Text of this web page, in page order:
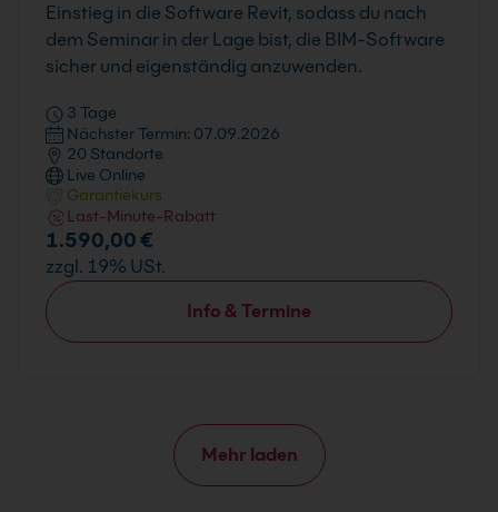
Einstieg in die Software Revit, sodass du nach
dem Seminar in der Lage bist, die BIM-Software
sicher und eigenständig anzuwenden.
3 Tage
Nächster Termin: 07.09.2026
20 Standorte
Live Online
Garantiekurs
Last-Minute-Rabatt
Info & Termine
1.590,00 €
zzgl. 19% USt.
Mehr laden